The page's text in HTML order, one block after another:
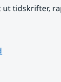
ut tidskrifter,